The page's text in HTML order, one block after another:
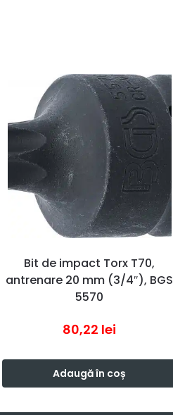
Bit de impact Torx T70,
antrenare 20 mm (3/4″), BGS
5570
80,22 lei
Adaugă în coș